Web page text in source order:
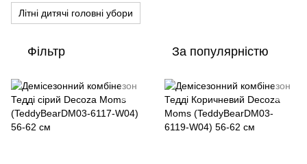
Літні дитячі головні убори
Фільтр За популярністю